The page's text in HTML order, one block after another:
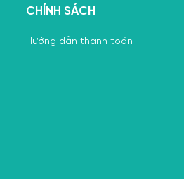
CHÍNH SÁCH
Hướng dẫn thanh toán